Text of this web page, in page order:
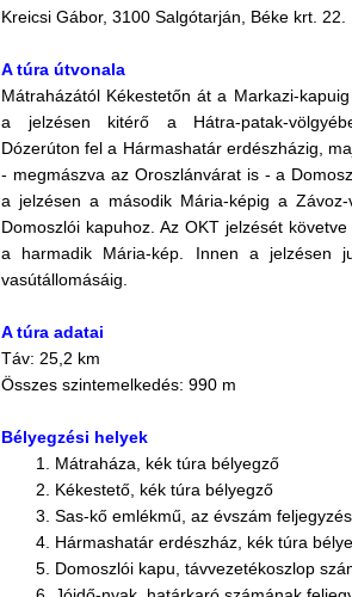
Kreicsi Gábor, 3100 Salgótarján, Béke krt. 22.
A túra útvonala
Mátraházától Kékestetőn át a Markazi-
a jelzésen kitérő a Hátra-patak-
Dózerúton fel a Hármashatár erdészházig,
- megmászva az Oroszlánvárat is - a
a jelzésen a második Mária-képig a
Domoszlói kapuhoz. Az OKT jelzését
a harmadik Mária-kép. Innen a jelzésen
vasútállomásáig.
A túra adatai
Táv: 25,2 km
Összes szintemelkedés: 990 m
Bélyegzési helyek
Mátraháza, kék túra bélyegző
Kékestető, kék túra bélyegző
Sas-kő emlékmű, az évszám
Hármashatár erdészház, kék túra
Domoszlói kapu, távvezetékoszlop